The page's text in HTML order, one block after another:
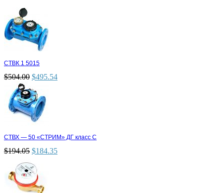
СТВК 1 5015
$504.00 $495.54
СТВХ — 50 «СТРИМ» ДГ класс С
$194.05 $184.35